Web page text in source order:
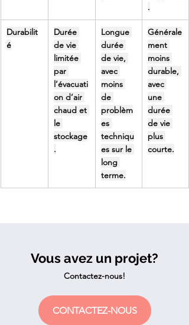
.
Durabilit
é
Durée
de vie
limitée
par
l’évacuati
on d’air
chaud et
le
stockage
.
Longue
durée
de vie,
avec
moins
de
problèm
es
techniqu
es sur le
long
terme.
Générale
ment
moins
durable,
avec
une
durée
de vie
plus
courte.
Vous avez un projet?
Contactez-nous!
CONTACTEZ-NOUS